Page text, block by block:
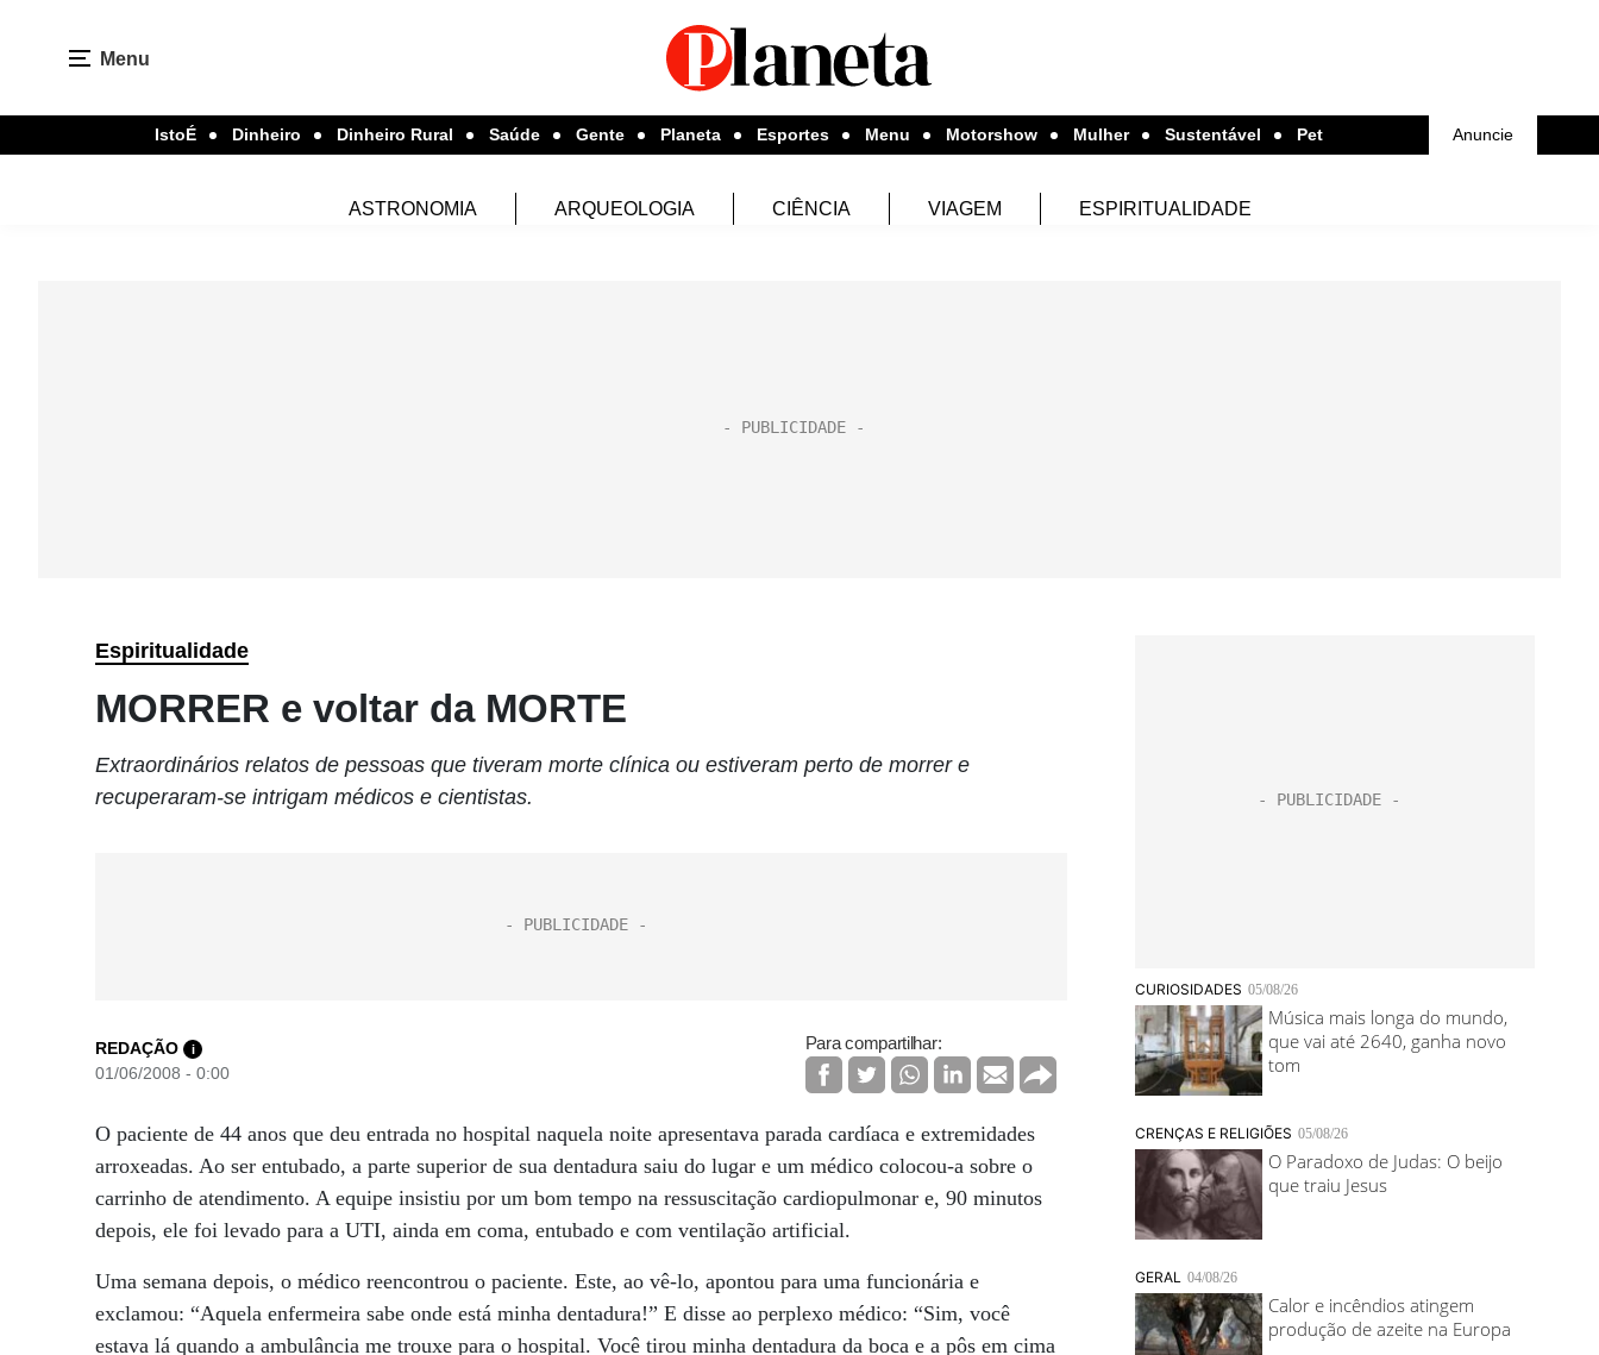
Menu
IstoÉ Dinheiro Dinheiro Rural Saúde Gente Planeta Esportes Menu Motorshow Mulher Sustentável Pet Anuncie
ASTRONOMIA ARQUEOLOGIA CIÊNCIA VIAGEM ESPIRITUALIDADE
Espiritualidade
MORRER e voltar da MORTE
Extraordinários relatos de pessoas que tiveram morte clínica ou estiveram perto de morrer e
recuperaram-se intrigam médicos e cientistas.
REDAÇÃO i
01/06/2008 - 0:00
Para compartilhar:
O paciente de 44 anos que deu entrada no hospital naquela noite apresentava parada cardíaca e extremidades
arroxeadas. Ao ser entubado, a parte superior de sua dentadura saiu do lugar e um médico colocou-a sobre o
carrinho de atendimento. A equipe insistiu por um bom tempo na ressuscitação cardiopulmonar e, 90 minutos
depois, ele foi levado para a UTI, ainda em coma, entubado e com ventilação artificial.
Uma semana depois, o médico reencontrou o paciente. Este, ao vê-lo, apontou para uma funcionária e
exclamou: “Aquela enfermeira sabe onde está minha dentadura!” E disse ao perplexo médico: “Sim, você
estava lá quando a ambulância me trouxe para o hospital. Você tirou minha dentadura da boca e a pôs em cima